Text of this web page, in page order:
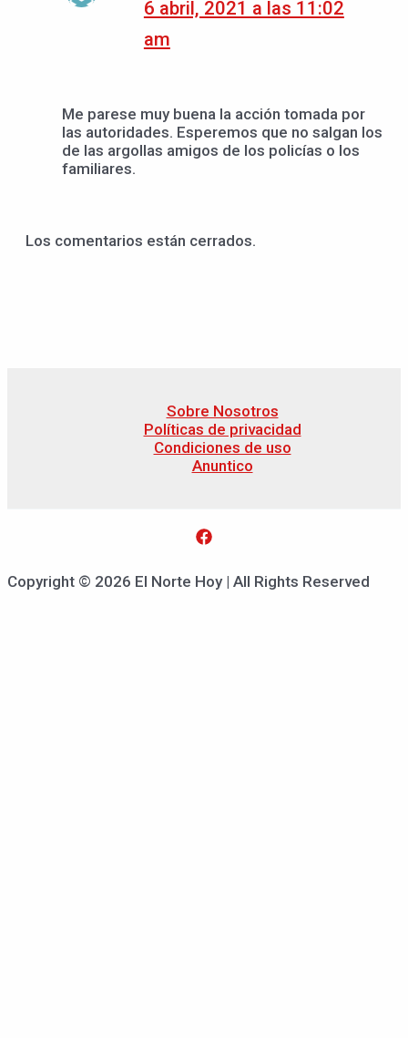
6 abril, 2021 a las 11:02
am
Me parese muy buena la acción tomada por
las autoridades. Esperemos que no salgan los
de las argollas amigos de los policías o los
familiares.
Los comentarios están cerrados.
Sobre Nosotros
Políticas de privacidad
Condiciones de uso
Anuntico
Copyright © 2026 El Norte Hoy | All Rights Reserved